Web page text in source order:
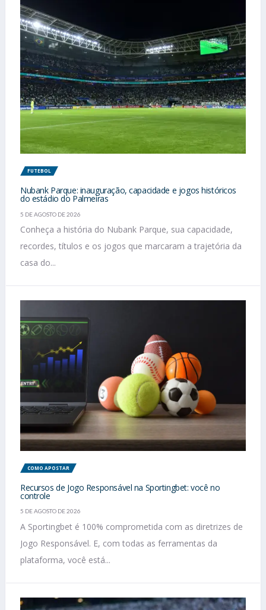
FUTEBOL
Nubank Parque: inauguração, capacidade e jogos históricos
do estádio do Palmeiras
5 DE AGOSTO DE 2026
Conheça a história do Nubank Parque, sua capacidade,
recordes, títulos e os jogos que marcaram a trajetória da
casa do...
COMO APOSTAR
Recursos de Jogo Responsável na Sportingbet: você no
controle
5 DE AGOSTO DE 2026
A Sportingbet é 100% comprometida com as diretrizes de
Jogo Responsável. E, com todas as ferramentas da
plataforma, você está...